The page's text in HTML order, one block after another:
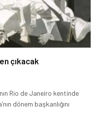
çıkacak
Rio de Janeiro kentinde
dönem başkanlığını